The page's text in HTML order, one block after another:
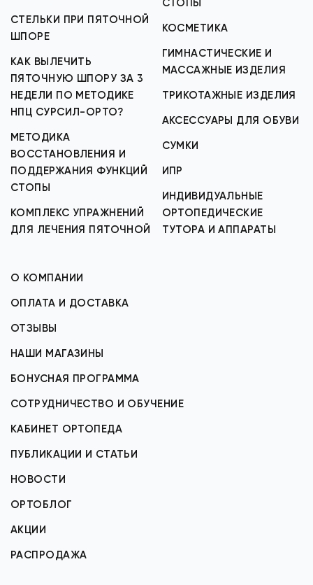
СТЕЛЬКИ ПРИ ПЯТОЧНОЙ
ШПОРЕ
КАК ВЫЛЕЧИТЬ
ПЯТОЧНУЮ ШПОРУ ЗА 3
НЕДЕЛИ ПО МЕТОДИКЕ
НПЦ СУРСИЛ-ОРТО?
МЕТОДИКА
ВОССТАНОВЛЕНИЯ И
ПОДДЕРЖАНИЯ ФУНКЦИЙ
СТОПЫ
КОМПЛЕКС УПРАЖНЕНИЙ
ДЛЯ ЛЕЧЕНИЯ ПЯТОЧНОЙ
СТОПЫ
КОСМЕТИКА
ГИМНАСТИЧЕСКИЕ И
МАССАЖНЫЕ ИЗДЕЛИЯ
ТРИКОТАЖНЫЕ ИЗДЕЛИЯ
АКСЕССУАРЫ ДЛЯ ОБУВИ
СУМКИ
ИПР
ИНДИВИДУАЛЬНЫЕ
ОРТОПЕДИЧЕСКИЕ
ТУТОРА И АППАРАТЫ
О КОМПАНИИ
ОПЛАТА И ДОСТАВКА
ОТЗЫВЫ
НАШИ МАГАЗИНЫ
БОНУСНАЯ ПРОГРАММА
СОТРУДНИЧЕСТВО И ОБУЧЕНИЕ
КАБИНЕТ ОРТОПЕДА
ПУБЛИКАЦИИ И СТАТЬИ
НОВОСТИ
ОРТОБЛОГ
АКЦИИ
РАСПРОДАЖА